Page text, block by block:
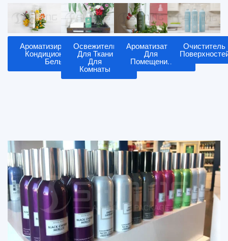
Ароматизированный
Кондиционер Для
Белья
Освежитель
Для Ткани
Для
Комнаты
Ароматизатор
Для
Помещений
Очиститель